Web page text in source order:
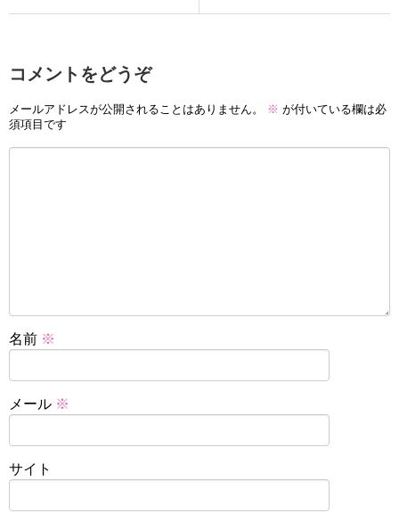
コメントをどうぞ
メールアドレスが公開されることはありません。 ※ が付いている欄は必
須項目です
名前 ※
メール ※
サイト